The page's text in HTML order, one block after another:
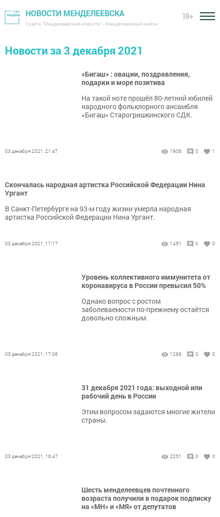
НОВОСТИ МЕНДЕЛЕЕВСКА
Газета "Менделеевские новости" - Менделеевский район
18+
Новости за 3 декабря 2021
«Бигәш» : овации, поздравления,
подарки и море позитива
На такой ноте прошёл 80-летний юбилей
народного фольклорного ансамбля
«Бигәш» Старогришкинского СДК.
03 декабря 2021, 21:47 1906 0 1
Скончалась народная артистка Российской Федерации Нина
Ургант
В Санкт-Петербурге на 93-м году жизни умерла народная
артистка Российской Федерации Нина Ургант.
03 декабря 2021, 17:17 1451 0 0
Уровень коллективного иммунитета от
коронавируса в России превысил 50%
Однако вопрос с ростом
заболеваемости по-прежнему остаётся
довольно сложным.
03 декабря 2021, 17:06 1288 0 0
31 декабря 2021 года: выходной или
рабочий день в России
Этим вопросом задаются многие жители
страны.
03 декабря 2021, 16:47 2251 0 0
Шесть менделеевцев почтенного
возраста получили в подарок подписку
на «МН» и «МЯ» от депутатов